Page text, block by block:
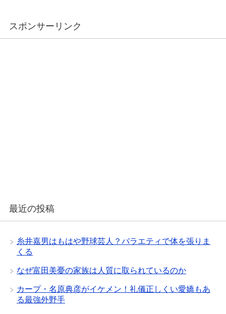
スポンサーリンク
最近の投稿
糸井嘉男はもはや野球芸人？バラエティで体を張りま
くる
なぜ富田美憂の家族は人質に取られているのか
カープ・名原典彦がイケメン！礼儀正しくい愛嬌もあ
る最強外野手